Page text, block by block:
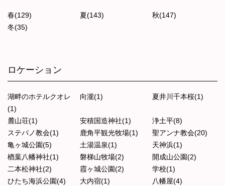
春(129) 夏(143)
秋(147)
冬(35)
ロケーション
湖畔のホテルクオレ
(1)
向瀧(1) 夏井川千本桜(1)
麓山荘(1) 安積国造神社(1)
浄土平(8)
ステパノ教会(1)
鹿角平観光牧場(1)
聖アンナ教会(20)
亀ヶ城公園(5)
土湯温泉(1)
天神浜(1)
楢葉八幡神社(1)
磐梯山牧場(2)
開成山公園(2)
二本松神社(2)
霞ヶ城公園(2)
学校(1)
ひたち海浜公園(4)
大内宿(1)
八幡屋(4)